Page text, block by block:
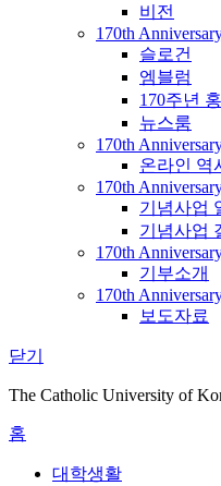
비전
170th
슬로건
엠블럼
170주년
뉴스룸
170th
온라인 역
170th
기념사업
기념사업
170th
기부소개
170th
보도자료
닫기
The Catholic University of
홈
대학생활